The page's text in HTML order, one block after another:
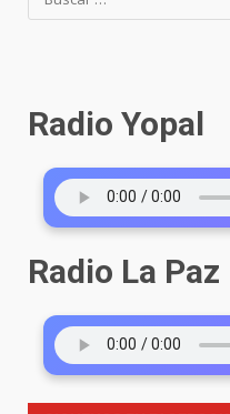
Radio Yopal
Radio La Paz